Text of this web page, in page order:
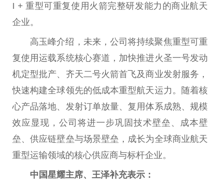
I + 重型可重复使用火箭完整研发能力的商业航天
企业。
高玉峰介绍，未来，公司将持续聚焦重型可重
复使用运载系统核心赛道，加快推进火圣一号发动
机定型批产、齐天二号火箭首飞及商业发射服务，
快速构建全球领先的低成本重型航天运力。随着核
心产品落地、发射订单放量、复用体系成熟、规模
效应显现，公司将进一步巩固技术壁垒、成本壁
垒、供应链壁垒与场景壁垒，成长为全球商业航天
重型运输领域的核心供应商与标杆企业。
中国星耀主席、王泽补充表示：